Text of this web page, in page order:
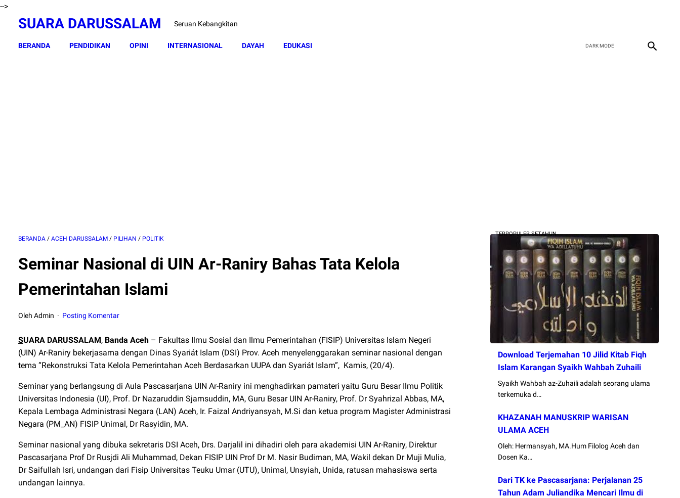
-->
SUARA DARUSSALAM Seruan Kebangkitan
BERANDA PENDIDIKAN OPINI INTERNASIONAL DAYAH EDUKASI
BERANDA / ACEH DARUSSALAM / PILIHAN / POLITIK
Seminar Nasional di UIN Ar-Raniry Bahas Tata Kelola
Pemerintahan Islami
Oleh Admin Posting Komentar
SUARA DARUSSALAM, Banda Aceh – Fakultas Ilmu Sosial dan Ilmu Pemerintahan (FISIP) Universitas Islam Negeri
(UIN) Ar-Raniry bekerjasama dengan Dinas Syariát Islam (DSI) Prov. Aceh menyelenggarakan seminar nasional dengan
tema “Rekonstruksi Tata Kelola Pemerintahan Aceh Berdasarkan UUPA dan Syariát Islam”, Kamis, (20/4).
Seminar yang berlangsung di Aula Pascasarjana UIN Ar-Raniry ini menghadirkan pamateri yaitu Guru Besar Ilmu Politik
Universitas Indonesia (UI), Prof. Dr Nazaruddin Sjamsuddin, MA, Guru Besar UIN Ar-Raniry, Prof. Dr Syahrizal Abbas, MA,
Kepala Lembaga Administrasi Negara (LAN) Aceh, Ir. Faizal Andriyansyah, M.Si dan ketua program Magister Administrasi
Negara (PM_AN) FISIP Unimal, Dr Rasyidin, MA.
Seminar nasional yang dibuka sekretaris DSI Aceh, Drs. Darjalil ini dihadiri oleh para akademisi UIN Ar-Raniry, Direktur
Pascasarjana Prof Dr Rusjdi Ali Muhammad, Dekan FISIP UIN Prof Dr M. Nasir Budiman, MA, Wakil dekan Dr Muji Mulia,
Dr Saifullah Isri, undangan dari Fisip Universitas Teuku Umar (UTU), Unimal, Unsyiah, Unida, ratusan mahasiswa serta
undangan lainnya.
TERPOPULER SETAHUN
Download Terjemahan 10 Jilid Kitab Fiqh
Islam Karangan Syaikh Wahbah Zuhaili
Syaikh Wahbah az-Zuhaili adalah seorang ulama
terkemuka d…
KHAZANAH MANUSKRIP WARISAN
ULAMA ACEH
Oleh: Hermansyah, MA.Hum Filolog Aceh dan
Dosen Ka…
Dari TK ke Pascasarjana: Perjalanan 25
Tahun Adam Juliandika Mencari Ilmu di